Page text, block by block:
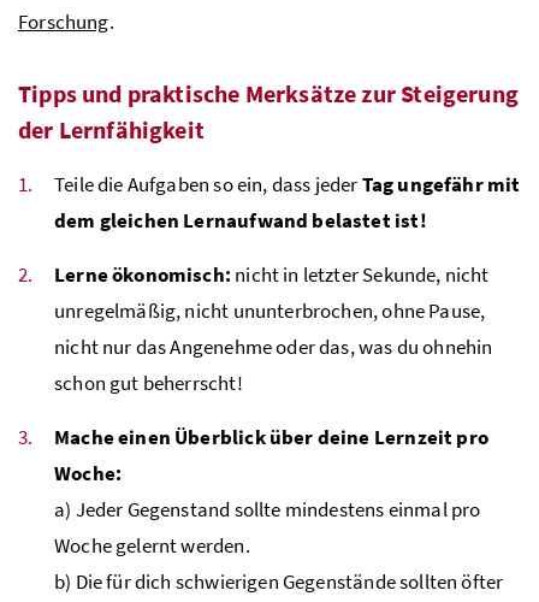
Forschung.
Tipps und praktische Merksätze zur Steigerung
der Lernfähigkeit
Teile die Aufgaben so ein, dass jederTag ungefähr mit
dem gleichen Lernaufwand belastet ist!
Lerne ökonomisch: nicht in letzter Sekunde, nicht
unregelmäßig, nicht ununterbrochen, ohne Pause,
nicht nur das Angenehme oder das, was du ohnehin
schon gut beherrscht!
Mache einen Überblick über deine Lernzeit pro
Woche:
a) Jeder Gegenstand sollte mindestens einmal pro
Woche gelernt werden.
b) Die für dich schwierigen Gegenstände sollten öfter